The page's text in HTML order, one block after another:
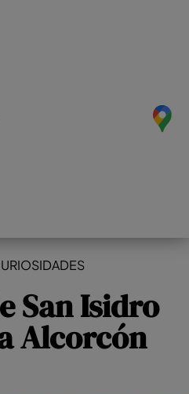
San Isidro
Alcorcón